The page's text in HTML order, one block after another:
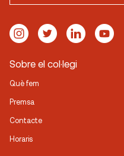
Sobre el col·legi
Què fem
Premsa
Contacte
Horaris